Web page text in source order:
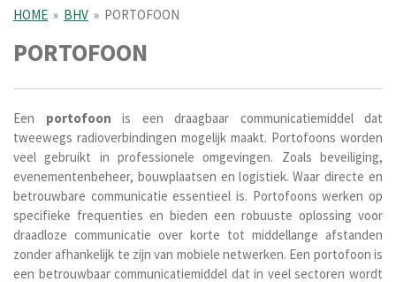
HOME » BHV » PORTOFOON
PORTOFOON
Een portofoon is een draagbaar communicatiemiddel dat
tweewegs radioverbindingen mogelijk maakt. Portofoons worden
veel gebruikt in professionele omgevingen. Zoals beveiliging,
evenementenbeheer, bouwplaatsen en logistiek. Waar directe en
betrouwbare communicatie essentieel is. Portofoons werken op
specifieke frequenties en bieden een robuuste oplossing voor
draadloze communicatie over korte tot middellange afstanden
zonder afhankelijk te zijn van mobiele netwerken. Een portofoon is
een betrouwbaar communicatiemiddel dat in veel sectoren wordt